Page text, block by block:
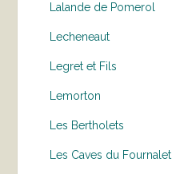
Lalande de Pomerol
Lecheneaut
Legret et Fils
Lemorton
Les Bertholets
Les Caves du Fournalet